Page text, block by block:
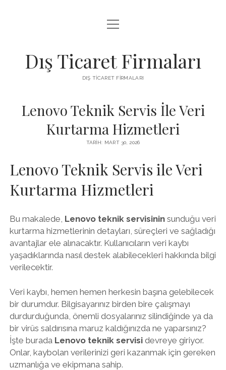
INSTAGRAM BEĞENI KASMA ÜCRETSIZ
SAYFA LISTESI
menüyü
aç
Dış Ticaret Firmaları
DIŞ TICARET FIRMALARI
Lenovo Teknik Servis İle Veri
Kurtarma Hizmetleri
TARIH: MART 30, 2026
Lenovo Teknik Servis ile Veri
Kurtarma Hizmetleri
Bu makalede, Lenovo teknik servisininsunduğu veri
kurtarma hizmetlerinin detayları, süreçleri ve sağladığı
avantajlar ele alınacaktır. Kullanıcıların veri kaybı
yaşadıklarında nasıl destek alabilecekleri hakkında bilgi
verilecektir.
Veri kaybı, hemen hemen herkesin başına gelebilecek
bir durumdur. Bilgisayarınız birden bire çalışmayı
durdurduğunda, önemli dosyalarınız silindiğinde ya da
bir virüs saldırısına maruz kaldığınızda ne yaparsınız?
İşte burada Lenovo teknik servisidevreye giriyor.
Onlar, kaybolan verilerinizi geri kazanmak için gereken
uzmanlığa ve ekipmana sahip.